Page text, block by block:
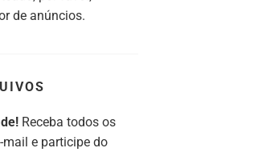
de anúncios.
Receba todos os
e participe do